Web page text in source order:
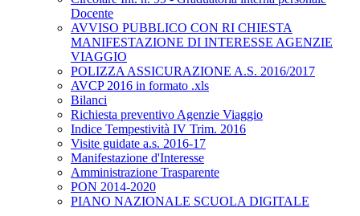
Docente
AVVISO PUBBLICO CON RI CHIESTA
MANIFESTAZIONE DI INTERESSE AGENZIE
VIAGGIO
POLIZZA ASSICURAZIONE A.S. 2016/2017
AVCP 2016 in formato .xls
Bilanci
Richiesta preventivo Agenzie Viaggio
Indice Tempestività IV Trim. 2016
Visite guidate a.s. 2016-17
Manifestazione d'Interesse
Amministrazione Trasparente
PON 2014-2020
PIANO NAZIONALE SCUOLA DIGITALE